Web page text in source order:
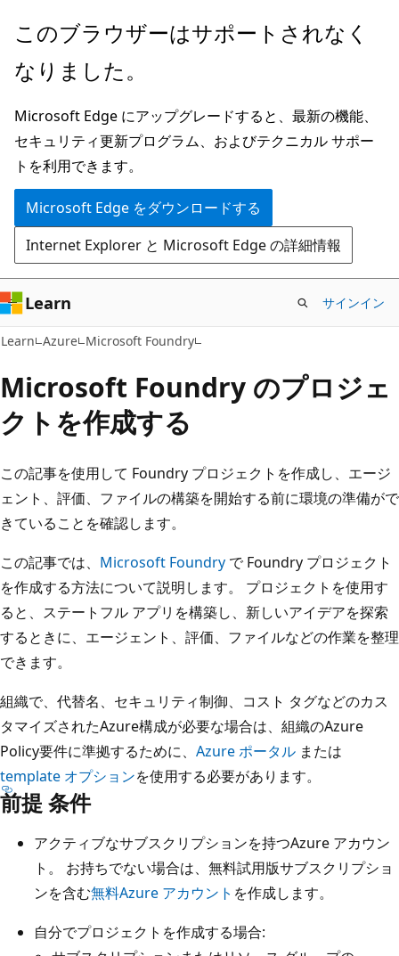
メ
ン
ン
テ
ン
ツ
に
ス
キ
ッ
プ
このブラウザーはサポートされなく
なりました。
Microsoft Edge にアップグレードすると、最新の機能、
セキュリティ更新プログラム、およびテクニカル サポー
トを利用できます。
Microsoft Edge をダウンロードする
Internet Explorer と Microsoft Edge の詳細情報
Learn サインイン
Learn Azure Microsoft Foundry
Microsoft Foundry のプロジェ
クトを作成する
この記事を使用して Foundry プロジェクトを作成し、エージ
ェント、評価、ファイルの構築を開始する前に環境の準備がで
きていることを確認します。
この記事では、 Microsoft Foundry で Foundry プロジェクト
を作成する方法について説明します。 プロジェクトを使用す
ると、ステートフル アプリを構築し、新しいアイデアを探索
するときに、エージェント、評価、ファイルなどの作業を整理
できます。
組織で、代替名、セキュリティ制御、コスト タグなどのカス
タマイズされたAzure構成が必要な場合は、組織のAzure
Policy要件に準拠するために、 Azure ポータル または
template オプションを使用する必要があります。
前提 条件
アクティブなサブスクリプションを持つAzure アカウン
ト。 お持ちでない場合は、無料試用版サブスクリプショ
ンを含む無料Azure アカウント を作成します。
自分でプロジェクトを作成する場合: